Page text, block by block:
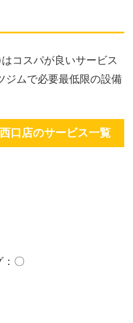
コスパが良いサービス
ジムで必要最低限の設備
口店のサービス一覧
：〇